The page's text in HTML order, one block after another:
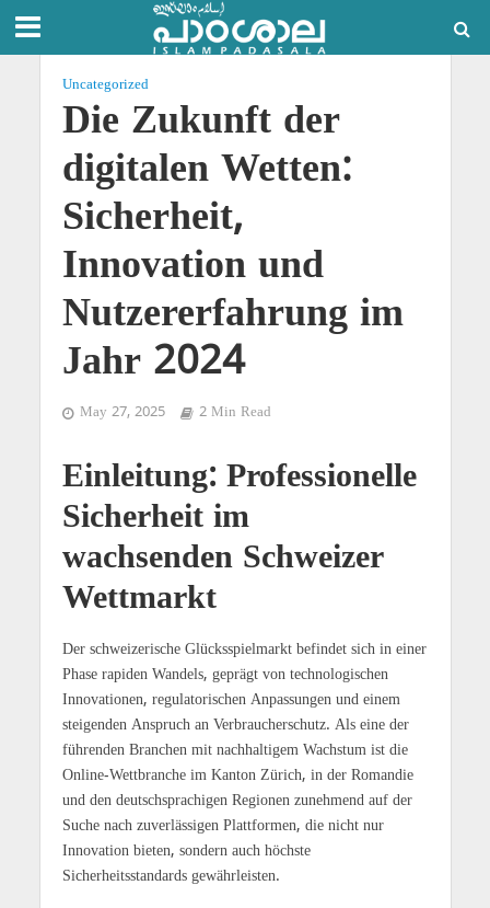
Uncategorized
Die Zukunft der
digitalen Wetten:
Sicherheit,
Innovation und
Nutzererfahrung im
Jahr 2024
May 27, 2025 2 Min Read
Einleitung: Professionelle
Sicherheit im
wachsenden Schweizer
Wettmarkt
Der schweizerische Glücksspielmarkt befindet sich in einer
Phase rapiden Wandels, geprägt von technologischen
Innovationen, regulatorischen Anpassungen und einem
steigenden Anspruch an Verbraucherschutz. Als eine der
führenden Branchen mit nachhaltigem Wachstum ist die
Online-Wettbranche im Kanton Zürich, in der Romandie
und den deutschsprachigen Regionen zunehmend auf der
Suche nach zuverlässigen Plattformen, die nicht nur
Innovation bieten, sondern auch höchste
Sicherheitsstandards gewährleisten.